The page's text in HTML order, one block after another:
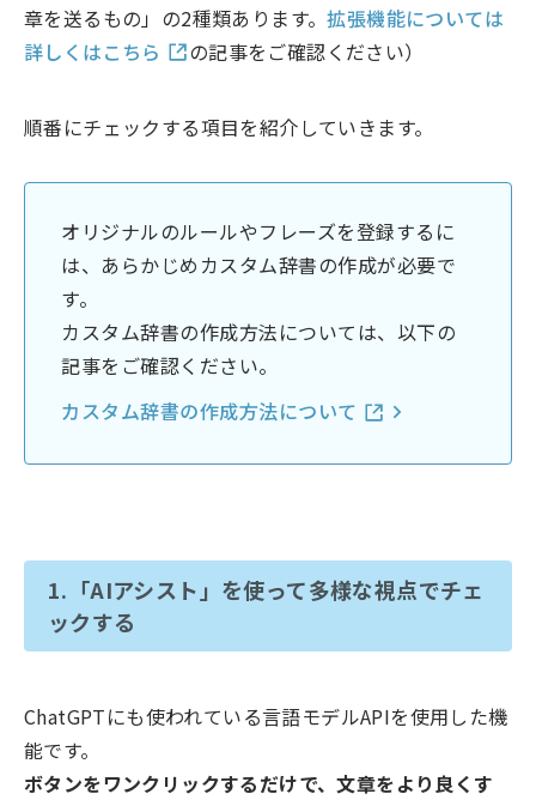
章を送るもの」の2種類あります。拡張機能については
詳しくはこちら
の記事をご確認ください）
順番にチェックする項目を紹介していきます。
オリジナルのルールやフレーズを登録するに
は、あらかじめカスタム辞書の作成が必要で
す。
カスタム辞書の作成方法については、以下の
記事をご確認ください。
カスタム辞書の作成方法について
1.「AIアシスト」を使って多様な視点でチェ
ックする
ChatGPTにも使われている言語モデルAPIを使用した機
能です。
ボタンをワンクリックするだけで、文章をより良くす